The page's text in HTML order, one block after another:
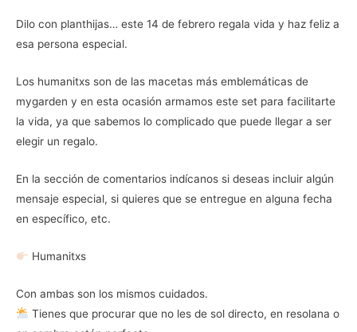
Dilo con planthijas… este 14 de febrero regala vida y haz feliz a
esa persona especial.
Los humanitxs son de las macetas más emblemáticas de
mygarden y en esta ocasión armamos este set para facilitarte
la vida, ya que sabemos lo complicado que puede llegar a ser
elegir un regalo.
En la sección de comentarios indícanos si deseas incluir algún
mensaje especial, si quieres que se entregue en alguna fecha
en específico, etc.
Humanitxs
Con ambas son los mismos cuidados.
Tienes que procurar que no les de sol directo, en resolana o